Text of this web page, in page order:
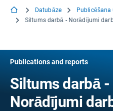
Datubāze
Publications and reports
Siltums darbā -
Norādījumi